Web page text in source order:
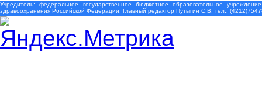
Учредитель: федеральное государственное бюджетное образовательное
здравоохранения Российской Федерации. Главный редактор Путыгин С.В. тел.: